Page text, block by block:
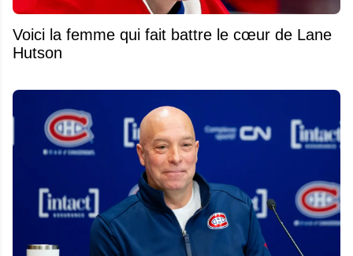
Voici la femme qui fait battre le cœur de Lane
Hutson